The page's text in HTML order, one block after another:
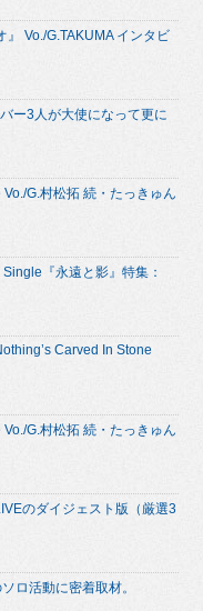
Vo./G.TAKUMA インタビ
ー3人が大使になって更に
G.村松拓 続・たっきゅん
『永遠と影』特集：
Carved In Stone
G.村松拓 続・たっきゅん
のダイジェスト版（厳選3
ロ活動に密着取材。